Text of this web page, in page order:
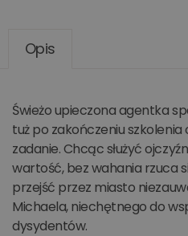
Opis
Świeżo upieczona agentka
tuż po zakończeniu
zadanie. Chcąc służyć
wartość, bez wahania rzuca
przejść przez miasto
Michaela, niechętnego do
dysydentów.